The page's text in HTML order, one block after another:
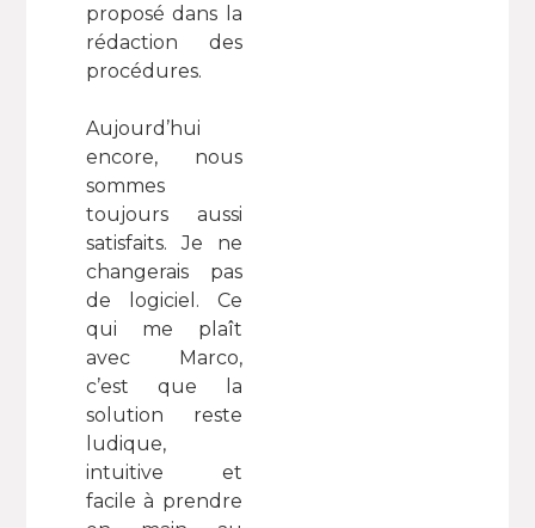
proposé dans la
rédaction des
procédures.
Aujourd’hui
encore, nous
sommes
toujours aussi
satisfaits. Je ne
changerais pas
de logiciel. Ce
qui me plaît
avec Marco,
c’est que la
solution reste
ludique,
intuitive et
facile à prendre